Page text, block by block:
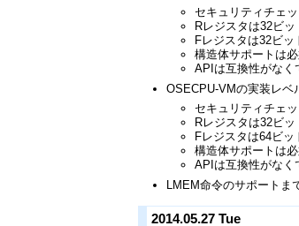
セキュリティチェ
Rレジスタは32ビッ
Fレジスタは32ビッ
構造体サポートは
APIは互換性がなく
OSECPU-VMの実装レベ
セキュリティチェ
Rレジスタは32ビッ
Fレジスタは64ビッ
構造体サポートは
APIは互換性がなく
LMEM命令のサポートま
2014.05.27 Tue